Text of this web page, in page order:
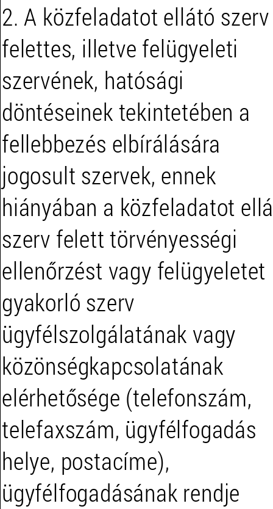
2. A közfeladatot ellátó szerv
felettes, illetve felügyeleti
szervének, hatósági
döntéseinek tekintetében a
fellebbezés elbírálására
jogosult szervek, ennek
hiányában a közfeladatot
szerv felett törvényességi
ellenőrzést vagy felügyeletet
gyakorló szerv
ügyfélszolgálatának vagy
közönségkapcsolatának
elérhetősége (telefonszám,
telefaxszám, ügyfélfogadás
helye, postacíme),
ügyfélfogadásának rendje